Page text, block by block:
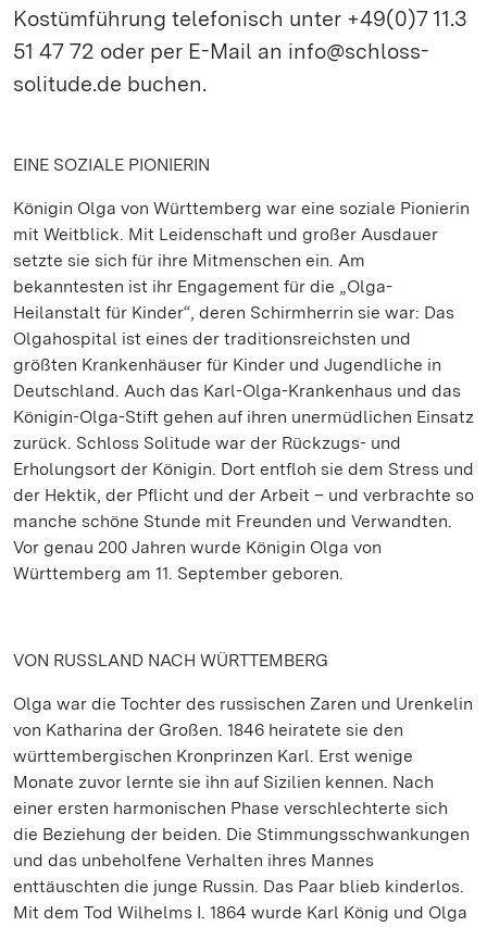
Kostümführung telefonisch unter +49(0)7 11.3
51 47 72 oder per E-Mail an info@schloss-
solitude.de buchen.
EINE SOZIALE PIONIERIN
Königin Olga von Württemberg war eine soziale Pionierin
mit Weitblick. Mit Leidenschaft und großer Ausdauer
setzte sie sich für ihre Mitmenschen ein. Am
bekanntesten ist ihr Engagement für die „Olga-
Heilanstalt für Kinder“, deren Schirmherrin sie war: Das
Olgahospital ist eines der traditionsreichsten und
größten Krankenhäuser für Kinder und Jugendliche in
Deutschland. Auch das Karl-Olga-Krankenhaus und das
Königin-Olga-Stift gehen auf ihren unermüdlichen Einsatz
zurück. Schloss Solitude war der Rückzugs- und
Erholungsort der Königin. Dort entfloh sie dem Stress und
der Hektik, der Pflicht und der Arbeit – und verbrachte so
manche schöne Stunde mit Freunden und Verwandten.
Vor genau 200 Jahren wurde Königin Olga von
Württemberg am 11. September geboren.
VON RUSSLAND NACH WÜRTTEMBERG
Olga war die Tochter des russischen Zaren und Urenkelin
von Katharina der Großen. 1846 heiratete sie den
württembergischen Kronprinzen Karl. Erst wenige
Monate zuvor lernte sie ihn auf Sizilien kennen. Nach
einer ersten harmonischen Phase verschlechterte sich
die Beziehung der beiden. Die Stimmungsschwankungen
und das unbeholfene Verhalten ihres Mannes
enttäuschten die junge Russin. Das Paar blieb kinderlos.
Mit dem Tod Wilhelms I. 1864 wurde Karl König und Olga